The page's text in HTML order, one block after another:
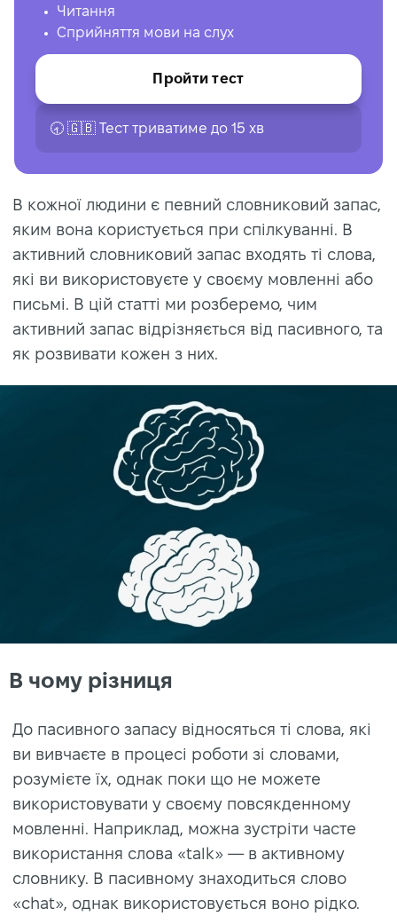
Читання
Сприйняття мови на слух
Пройти тест
🕣 🇬🇧 Тест триватиме до 15 хв
В кожної людини є певний словниковий запас,
яким вона користується при спілкуванні. В
активний словниковий запас входять ті слова,
які ви використовуєте у своєму мовленні або
письмі. В цій статті ми розберемо, чим
активний запас відрізняється від пасивного, та
як розвивати кожен з них.
В чому різниця
До пасивного запасу відносяться ті слова, які
ви вивчаєте в процесі роботи зі словами,
розумієте їх, однак поки що не можете
використовувати у своєму повсякденному
мовленні. Наприклад, можна зустріти часте
використання слова «talk» — в активному
словнику. В пасивному знаходиться слово
«chat», однак використовується воно рідко.